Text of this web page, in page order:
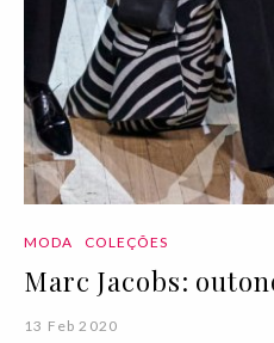
MODA COLEÇÕES
Marc Jacobs:
13 Feb 2020